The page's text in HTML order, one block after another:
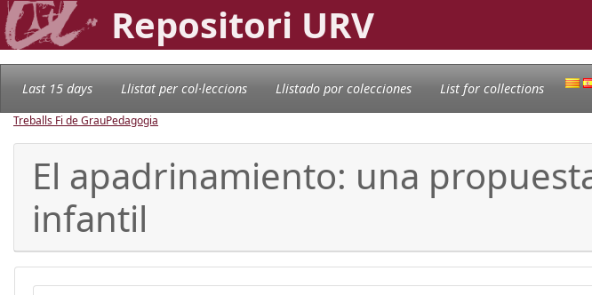
Repositori URV
Last 15 days Llistat per col·leccions Llistado por colecciones List for collections
Treballs Fi de GrauPedagogia
El apadrinamiento: una
infantil